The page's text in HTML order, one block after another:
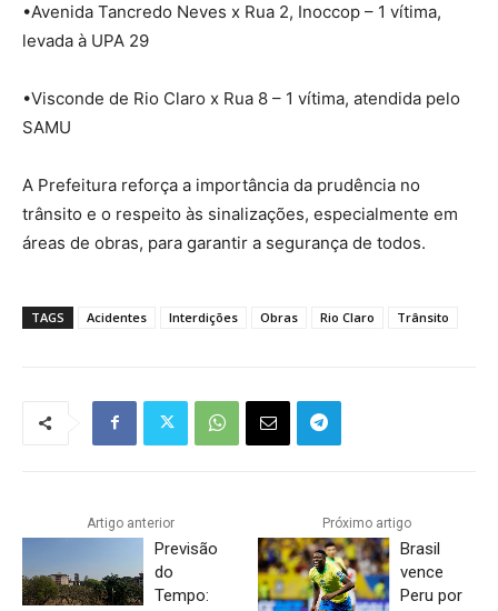
•Avenida Tancredo Neves x Rua 2, Inoccop – 1 vítima,
levada à UPA 29
•Visconde de Rio Claro x Rua 8 – 1 vítima, atendida pelo
SAMU
A Prefeitura reforça a importância da prudência no
trânsito e o respeito às sinalizações, especialmente em
áreas de obras, para garantir a segurança de todos.
TAGS Acidentes Interdições Obras Rio Claro Trânsito
Artigo anterior
Previsão
do
Tempo:
Próximo artigo
Brasil
vence
Peru por